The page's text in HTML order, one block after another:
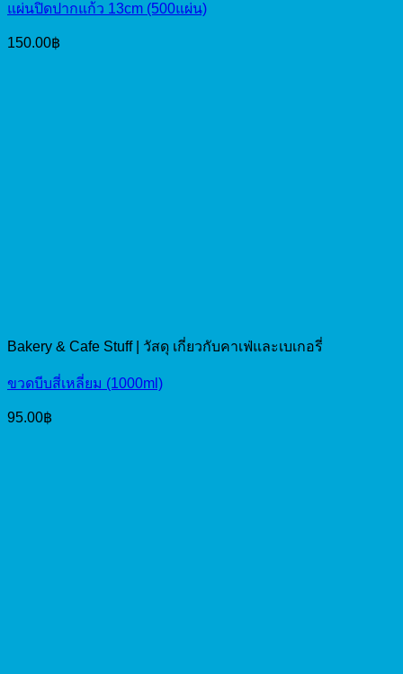
แผ่นปิดปากแก้ว 13cm (500แผ่น)
150.00฿
Bakery & Cafe Stuff | วัสดุ เกี่ยวกับคาเฟ่และเบเกอรี่
ขวดบีบสี่เหลี่ยม (1000ml)
95.00฿